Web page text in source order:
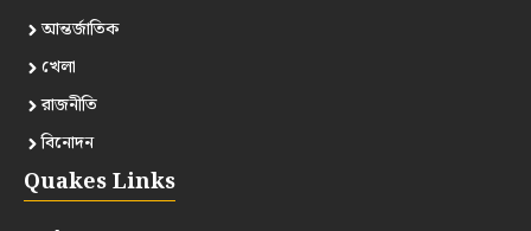
আন্তর্জাতিক
খেলা
রাজনীতি
বিনোদন
Quakes Links